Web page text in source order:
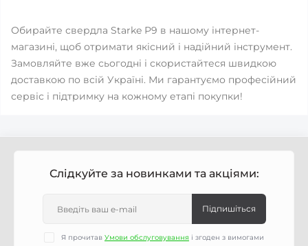
Обирайте свердла Starke Р9 в нашому інтернет-
магазині, щоб отримати якісний і надійний інструмент.
Замовляйте вже сьогодні і скористайтеся швидкою
доставкою по всій Україні. Ми гарантуємо професійний
сервіс і підтримку на кожному етапі покупки!
Слідкуйте за новинками та акціями:
Підпишіться
Я прочитав Умови обслуговування і згоден з вимогами